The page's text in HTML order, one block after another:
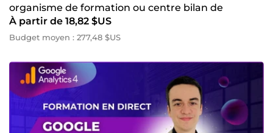
organisme de formation ou centre bilan de
compétences
À partir de 18,82 $US
Budget moyen : 277,48 $US